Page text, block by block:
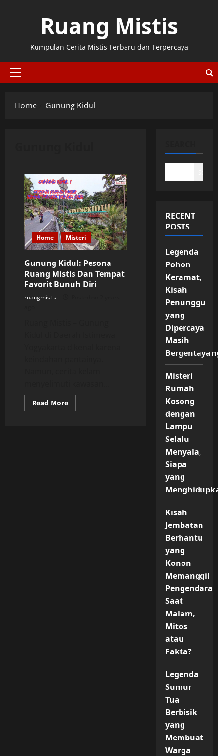
Ruang Mistis
Kumpulan Cerita Mistis Terbaru dan Terpercaya
Primary
Home Gunung Kidul
Home Misteri
Gunung Kidul: Pesona
Ruang Mistis Dan Tempat
Favorit Bunuh Diri
ruangmistis
Read MoreRead
more
RECENT
POSTS
Legenda
Pohon
Keramat,
Kisah
Penunggu
yang
Dipercaya
Masih
Misteri
Rumah
Kosong
dengan
Lampu
Selalu
Menyala,
Siapa
yang
Kisah
Jembatan
Berhantu
yang
Konon
Memanggil
Pengendara
Saat
Malam,
Mitos
atau
Fakta?
Legenda
Sumur
Tua
Berbisik
yang
Membuat
Warga